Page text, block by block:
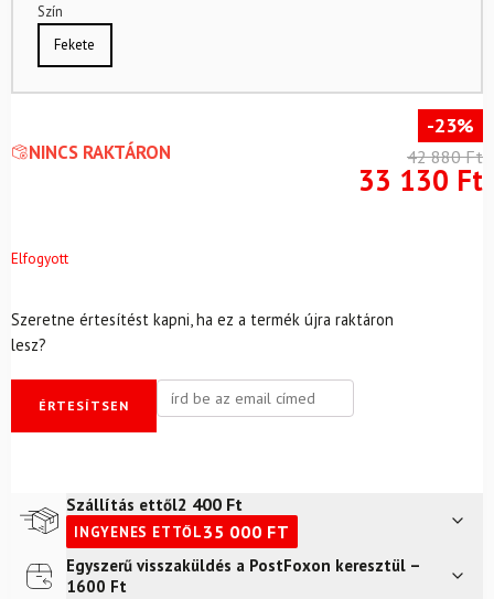
Szín
Fekete
NINCS RAKTÁRON
-23%
42 880Ft
33 130 Ft
Elfogyott
Szeretne értesítést kapni, ha ez a termék újra raktáron
lesz?
ÉRTESÍTSEN
Szállítás ettől2 400 Ft
INGYENES ETTŐL35 000 FT
Futár a címre2 400
Egyszerű visszaküldés a PostFoxon keresztül –
1600 Ft